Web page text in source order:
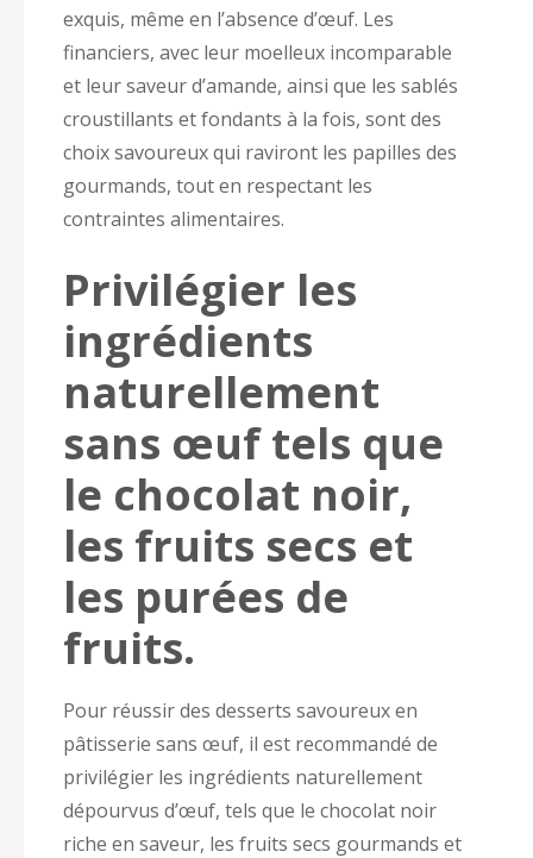
exquis, même en l’absence d’œuf. Les
financiers, avec leur moelleux incomparable
et leur saveur d’amande, ainsi que les sablés
croustillants et fondants à la fois, sont des
choix savoureux qui raviront les papilles des
gourmands, tout en respectant les
contraintes alimentaires.
Privilégier les
ingrédients
naturellement
sans œuf tels que
le chocolat noir,
les fruits secs et
les purées de
fruits.
Pour réussir des desserts savoureux en
pâtisserie sans œuf, il est recommandé de
privilégier les ingrédients naturellement
dépourvus d’œuf, tels que le chocolat noir
riche en saveur, les fruits secs gourmands et